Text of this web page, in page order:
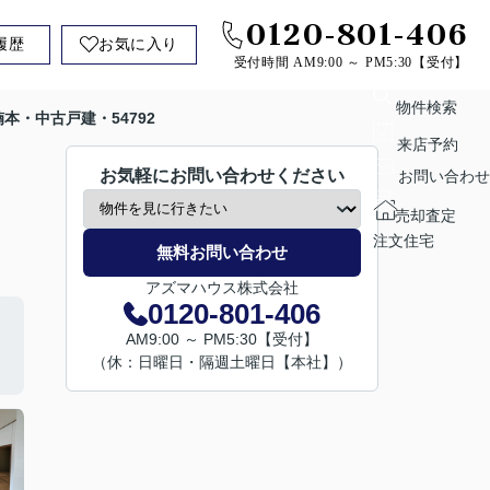
歴 お気に入り 0120-801-406
受付時間 AM9:00 ～ PM5:30【受付】
本・中古戸建・54792
お気軽にお問い合わせください
無料お問い合わせ
アズマハウス株式会社
0120-801-406
AM9:00 ～ PM5:30【受付】
（休：日曜日・隔週土曜日【本社】）
物件検索
来店予約
お問い合わせ
売却査定
注文住宅